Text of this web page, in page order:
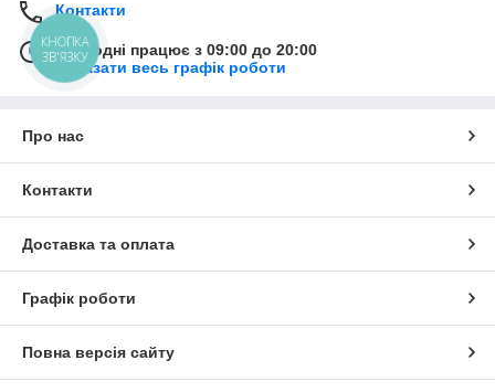
Контакти
Сьогодні працює з 09:00 до 20:00
Показати весь графік роботи
Про нас
Контакти
Доставка та оплата
Графік роботи
Повна версія сайту
КНОПКА
ЗВ'ЯЗКУ